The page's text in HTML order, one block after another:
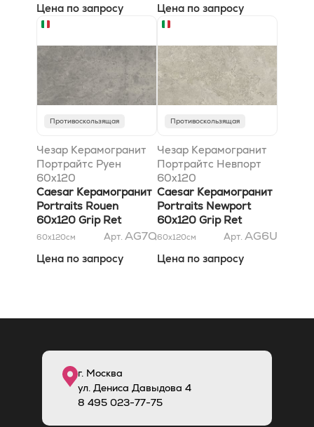
Цена по запросу Цена по запросу
Противоскользящая
Чезар Керамогранит
Портрайтс Руен
60x120
антискользящий Ret
Caesar Керамогранит
Portraits Rouen
60x120 Grip Ret
60x120см Арт. AG7Q
Цена по запросу
Противоскользящая
Чезар Керамогранит
Портрайтс Невпорт
60x120
антискользящий Ret
Caesar Керамогранит
Portraits Newport
60x120 Grip Ret
60x120см Арт. AG6U
Цена по запросу
г. Москва
ул. Дениса Давыдова 4
8 495 023-77-75